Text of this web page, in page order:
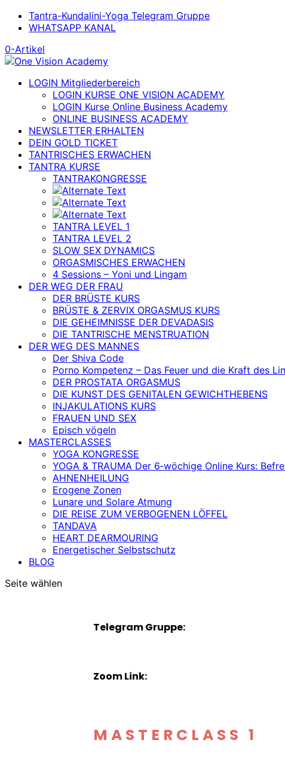
Tantra-Kundalini-Yoga Telegram Gruppe
WHATSAPP KANAL
0-Artikel
LOGIN Mitgliederbereich
LOGIN KURSE ONE VISION ACADEMY
LOGIN Kurse Online Business Academy
ONLINE BUSINESS ACADEMY
NEWSLETTER ERHALTEN
DEIN GOLD TICKET
TANTRISCHES ERWACHEN
TANTRA KURSE
TANTRAKONGRESSE
TANTRA LEVEL 1
TANTRA LEVEL 2
SLOW SEX DYNAMICS
ORGASMISCHES ERWACHEN
4 Sessions – Yoni und Lingam
DER WEG DER FRAU
DER BRÜSTE KURS
BRÜSTE & ZERVIX ORGASMUS KURS
DIE GEHEIMNISSE DER DEVADASIS
DIE TANTRISCHE MENSTRUATION
DER WEG DES MANNES
Der Shiva Code
Porno Kompetenz – Das Feuer und die Kraft des
DER PROSTATA ORGASMUS
DIE KUNST DES GENITALEN GEWICHTHEBENS
INJAKULATIONS KURS
FRAUEN UND SEX
Episch vögeln
MASTERCLASSES
YOGA KONGRESSE
YOGA & TRAUMA Der 6‑wöchige Online Kurs:
AHNENHEILUNG
Erogene Zonen
Lunare und Solare Atmung
DIE REISE ZUM VERBOGENEN LÖFFEL
TANDAVA
HEART DEARMOURING
Energetischer Selbstschutz
BLOG
Seite wählen
Telegram Gruppe:
Zoom Link:
MASTERCLASS 1